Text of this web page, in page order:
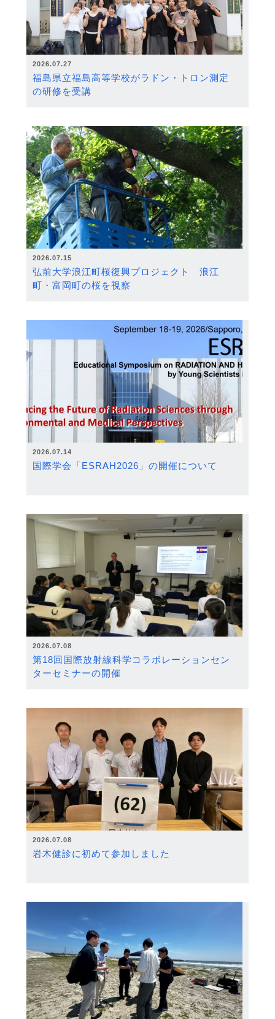
2026.07.27
福島県立福島高等学校がラドン・トロン測定
の研修を受講
2026.07.15
弘前大学浪江町桜復興プロジェクト 浪江
町・富岡町の桜を視察
2026.07.14
国際学会「ESRAH2026」の開催について
2026.07.08
第18回国際放射線科学コラボレーションセン
ターセミナーの開催
2026.07.08
岩木健診に初めて参加しました